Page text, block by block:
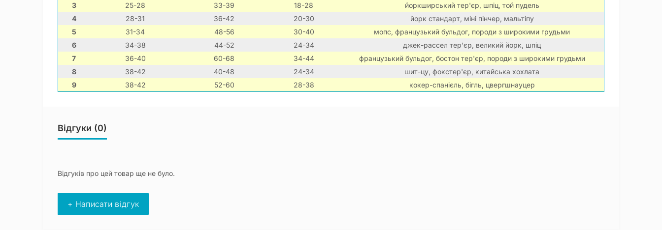
3
25-28 33-39 18-28
йоркширський тер'єр, шпіц, той пудель
4
28-31 36-42 20-30
йорк стандарт, міні пінчер, мальтіпу
5
31-34 48-56 30-40
мопс, французький бульдог, породи з широкими грудьми
6
34-38 44-52 24-34
джек-рассел тер'єр, великий йорк, шпіц
7
36-40 60-68 34-44
французький бульдог, бостон тер'єр, породи з широкими грудьми
8
38-42 40-48 24-34
шит-цу, фокстер'єр, китайська хохлата
9
38-42 52-60 28-38 кокер-спанієль, бігль, цвергшнауцер
Відгуки (0)
Відгуків про цей товар ще не було.
+ Написати відгук